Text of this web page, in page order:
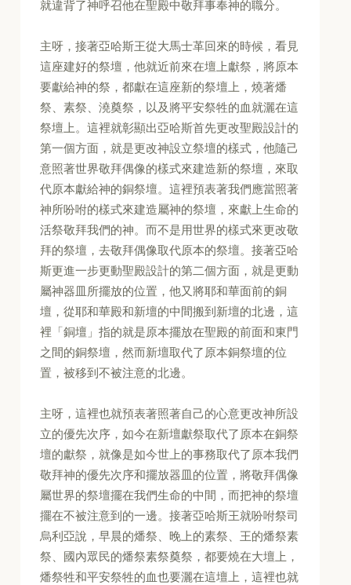
就違背了神呼召他在聖殿中敬拜事奉神的職分。
主呀，接著亞哈斯王從大馬士革回來的時候，看見
這座建好的祭壇，他就近前來在壇上獻祭，將原本
要獻給神的祭，都獻在這座新的祭壇上，燒著燔
祭、素祭、澆奠祭，以及將平安祭牲的血就灑在這
祭壇上。這裡就彰顯出亞哈斯首先更改聖殿設計的
第一個方面，就是更改神設立祭壇的樣式，他隨己
意照著世界敬拜偶像的樣式來建造新的祭壇，來取
代原本獻給神的銅祭壇。這裡預表著我們應當照著
神所吩咐的樣式來建造屬神的祭壇，來獻上生命的
活祭敬拜我們的神。而不是用世界的樣式來更改敬
拜的祭壇，去敬拜偶像取代原本的祭壇。接著亞哈
斯更進一步更動聖殿設計的第二個方面，就是更動
屬神器皿所擺放的位置，他又將耶和華面前的銅
壇，從耶和華殿和新壇的中間搬到新壇的北邊，這
裡「銅壇」指的就是原本擺放在聖殿的前面和東門
之間的銅祭壇，然而新壇取代了原本銅祭壇的位
置，被移到不被注意的北邊。
主呀，這裡也就預表著照著自己的心意更改神所設
立的優先次序，如今在新壇獻祭取代了原本在銅祭
壇的獻祭，就像是如今世上的事務取代了原本我們
敬拜神的優先次序和擺放器皿的位置，將敬拜偶像
屬世界的祭壇擺在我們生命的中間，而把神的祭壇
擺在不被注意到的一邊。接著亞哈斯王就吩咐祭司
烏利亞說，早晨的燔祭、晚上的素祭、王的燔祭素
祭、國內眾民的燔祭素祭奠祭，都要燒在大壇上，
燔祭牲和平安祭牲的血也要灑在這壇上，這裡也就